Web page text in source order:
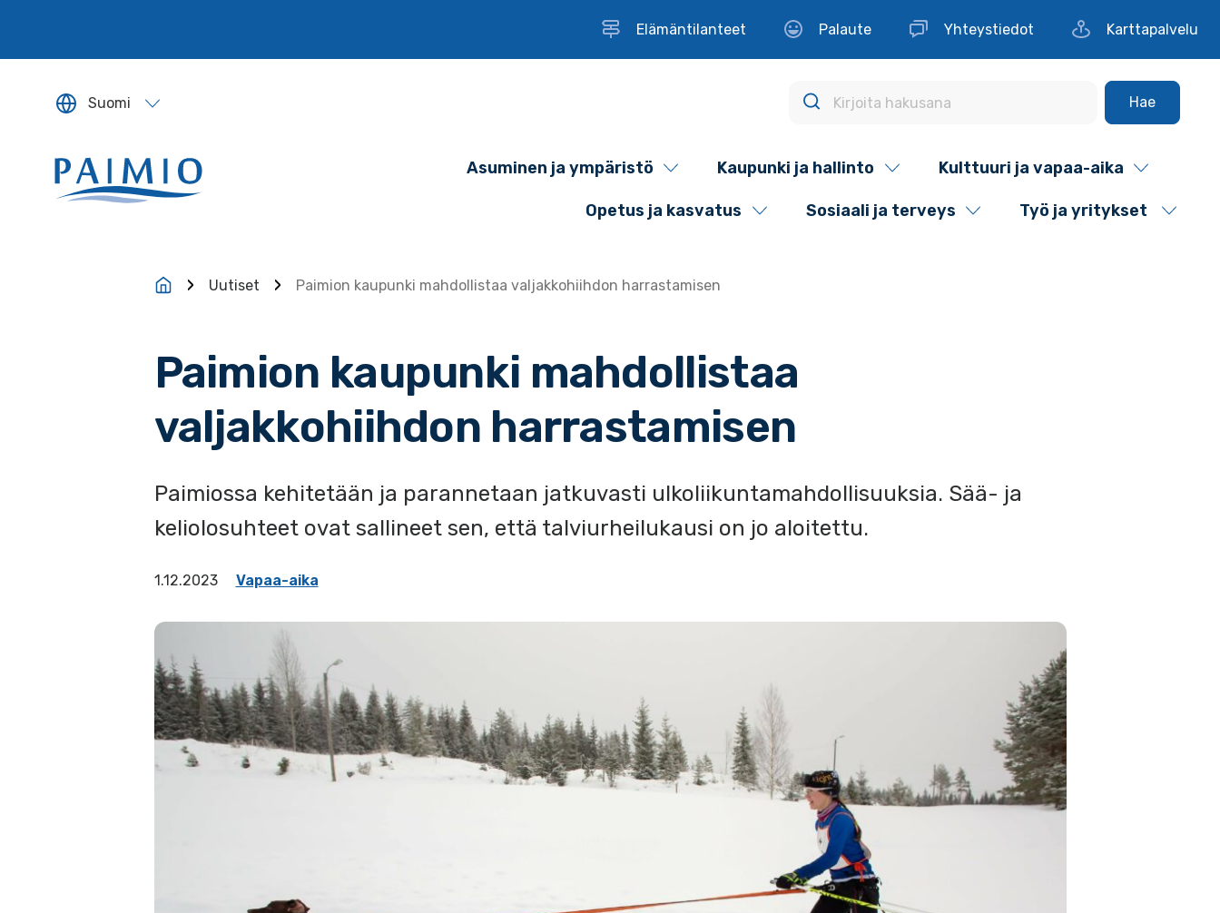
Elämäntilanteet Palaute Yhteystiedot Karttapalvelu
Suomi
Sivun kieleksi valitaan englanti.
Hae
Asuminen ja ympäristö Kaupunki ja hallinto Kulttuuri ja vapaa-aika
Opetus ja kasvatus Sosiaali ja terveys Työ ja yritykset
Uutiset Paimion kaupunki mahdollistaa valjakkohiihdon harrastamisen
Paimion kaupunki mahdollistaa
valjakkohiihdon harrastamisen
Paimiossa kehitetään ja parannetaan jatkuvasti ulkoliikuntamahdollisuuksia. Sää- ja
keliolosuhteet ovat sallineet sen, että talviurheilukausi on jo aloitettu.
1.12.2023 Vapaa-aika